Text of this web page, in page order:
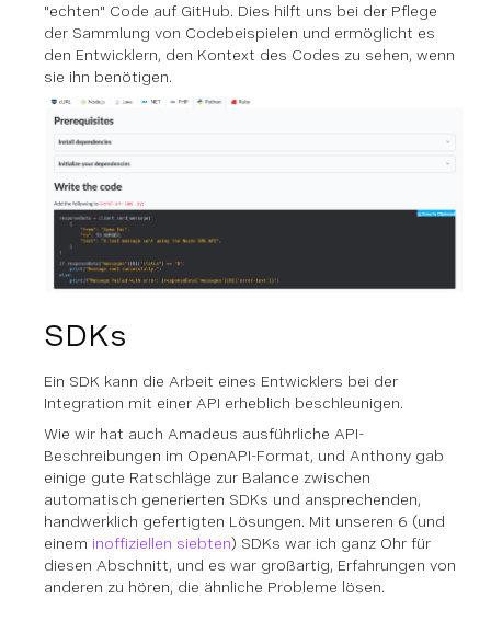
"echten" Code auf GitHub. Dies hilft uns bei der Pflege
der Sammlung von Codebeispielen und ermöglicht es
den Entwicklern, den Kontext des Codes zu sehen, wenn
sie ihn benötigen.
SDKs
Ein SDK kann die Arbeit eines Entwicklers bei der
Integration mit einer API erheblich beschleunigen.
Wie wir hat auch Amadeus ausführliche API-
Beschreibungen im OpenAPI-Format, und Anthony gab
einige gute Ratschläge zur Balance zwischen
automatisch generierten SDKs und ansprechenden,
handwerklich gefertigten Lösungen. Mit unseren 6 (und
einem inoffiziellen siebten) SDKs war ich ganz Ohr für
diesen Abschnitt, und es war großartig, Erfahrungen von
anderen zu hören, die ähnliche Probleme lösen.